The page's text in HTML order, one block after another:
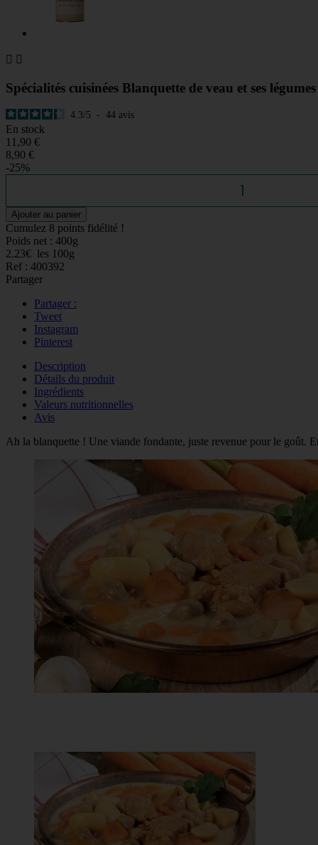
 
Spécialités cuisinées Blanquette de veau et ses légumes
4.3/5 - 44 avis
En stock
11,90 €
8,90 €
-25%
Ajouter au panier
Cumulez 8 points fidélité !
Poids net : 400g
2.23€ les 100g
Ref : 400392
Partager
Partager :
Tweet
Instagram
Pinterest
Description
Détails du produit
Ingrédients
Valeurs nutritionnelles
Avis
Ah la blanquette ! Une viande fondante, juste revenue pour le goût.